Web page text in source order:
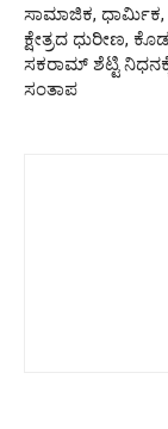
ಸಾಮಾಜಿಕ, ಧಾರ್ಮಿಕ,
ಕ್ಷೇತ್ರದ ಧುರೀಣ,
ಸಕರಾಮ್ ಶೆಟ್ಟಿ
ಸಂತಾಪ